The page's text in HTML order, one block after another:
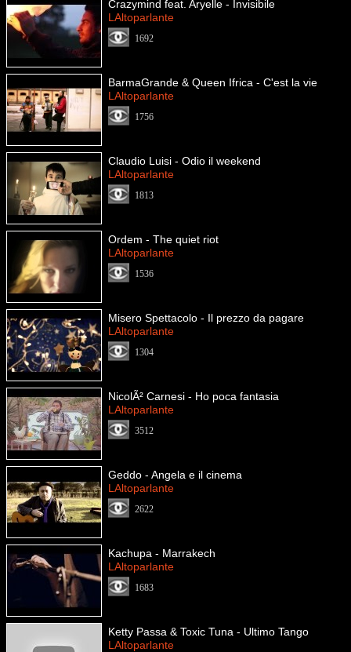
Crazymind feat. Aryelle - Invisibile
LAltoparlante
1692
BarmaGrande & Queen Ifrica - C'est la vie
LAltoparlante
1756
Claudio Luisi - Odio il weekend
LAltoparlante
1813
Ordem - The quiet riot
LAltoparlante
1536
Misero Spettacolo - Il prezzo da pagare
LAltoparlante
1304
NicolÃ² Carnesi - Ho poca fantasia
LAltoparlante
3512
Geddo - Angela e il cinema
LAltoparlante
2622
Kachupa - Marrakech
LAltoparlante
1683
Ketty Passa & Toxic Tuna - Ultimo Tango
LAltoparlante